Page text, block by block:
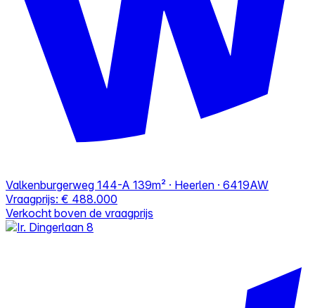
Valkenburgerweg 144-A 139m² · Heerlen · 6419AW
Vraagprijs: € 488.000
Verkocht boven de vraagprijs